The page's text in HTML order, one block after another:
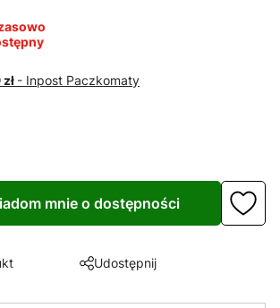
- Inpost Paczkomaty
mnie o dostępności
Udostępnij